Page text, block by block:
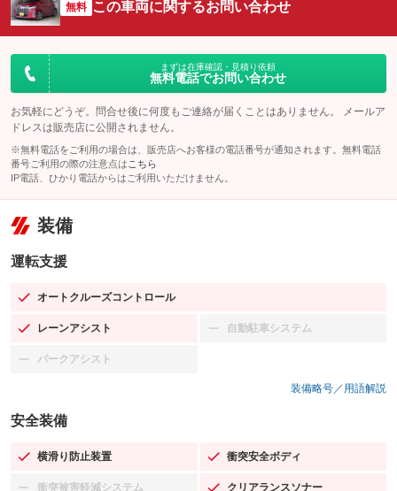
無料 この車両に関するお問い合わせ
まずは在庫確認・見積り依頼
無料電話でお問い合わせ
お気軽にどうぞ。問合せ後に何度もご連絡が届くことはありません。 メールア
ドレスは販売店に公開されません。
※無料電話をご利用の場合は、販売店へお客様の電話番号が通知されます。無料電話
番号ご利用の際の注意点は こちら
IP電話、ひかり電話からはご利用いただけません。
装備
運転支援
オートクルーズコントロール
：装備あり
レーンアシスト
：装備あり 自動駐車システム
：装備なし
パークアシスト
：装備なし
装備略号／用語解説
安全装備
横滑り防止装置
：装備あり 衝突安全ボディ
：装備あり
衝突被害軽減システム クリアランスソナー